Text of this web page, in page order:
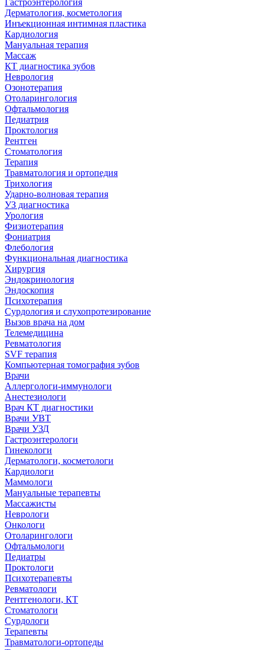
Гастроэнтерология
Дерматология, косметология
Инъекционная интимная пластика
Кардиология
Мануальная терапия
Массаж
КТ диагностика зубов
Неврология
Озонотерапия
Отоларингология
Офтальмология
Педиатрия
Проктология
Рентген
Стоматология
Терапия
Травматология и ортопедия
Трихология
Ударно-волновая терапия
УЗ диагностика
Урология
Физиотерапия
Фониатрия
Флебология
Функциональная диагностика
Хирургия
Эндокринология
Эндоскопия
Психотерапия
Сурдология и слухопротезирование
Вызов врача на дом
Телемедицина
Ревматология
SVF терапия
Компьютерная томография зубов
Врачи
Аллергологи-иммунологи
Анестезиологи
Врач КТ диагностики
Врачи УВТ
Врачи УЗД
Гастроэнтерологи
Гинекологи
Дерматологи, косметологи
Кардиологи
Маммологи
Мануальные терапевты
Массажисты
Неврологи
Онкологи
Отоларингологи
Офтальмологи
Педиатры
Проктологи
Психотерапевты
Ревматологи
Рентгенологи, КТ
Стоматологи
Сурдологи
Терапевты
Травматологи-ортопеды